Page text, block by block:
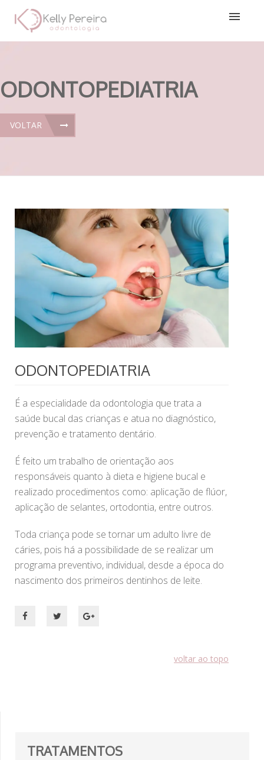
ODONTOPEDIATRIA
VOLTAR
ODONTOPEDIATRIA
É a especialidade da odontologia que trata a
saúde bucal das crianças e atua no diagnóstico,
prevenção e tratamento dentário.
É feito um trabalho de orientação aos
responsáveis quanto à dieta e higiene bucal e
realizado procedimentos como: aplicação de flúor,
aplicação de selantes, ortodontia, entre outros.
Toda criança pode se tornar um adulto livre de
cáries, pois há a possibilidade de se realizar um
programa preventivo, individual, desde a época do
nascimento dos primeiros dentinhos de leite.
voltar ao topo
TRATAMENTOS